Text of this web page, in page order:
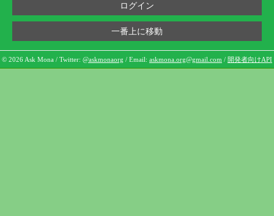
ログイン
一番上に移動
© 2026 Ask Mona / Twitter: @askmonaorg / Email: askmona.org@gmail.com / 開発者向けAPI